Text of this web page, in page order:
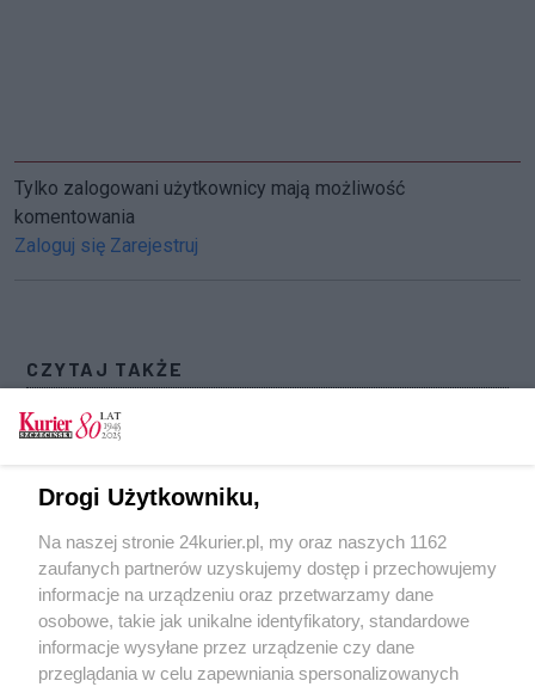
Tylko zalogowani użytkownicy mają możliwość
komentowania
Zaloguj się Zarejestruj
CZYTAJ TAKŻE
Chcą darmowego parkowania. Petycja trafi do
kołobrzeskich radnych
Wyspa do rozbiórki. Roboty będą prowadzone w
szczycie sezonu wakacyjnego
Kołobrzeska inwestycja wstrzymana na dłużej.
Płazy mają spokój
POGODA
Drogi Użytkowniku,
Na naszej stronie 24kurier.pl, my oraz naszych 1162
zaufanych partnerów uzyskujemy dostęp i przechowujemy
informacje na urządzeniu oraz przetwarzamy dane
osobowe, takie jak unikalne identyfikatory, standardowe
informacje wysyłane przez urządzenie czy dane
przeglądania w celu zapewniania spersonalizowanych